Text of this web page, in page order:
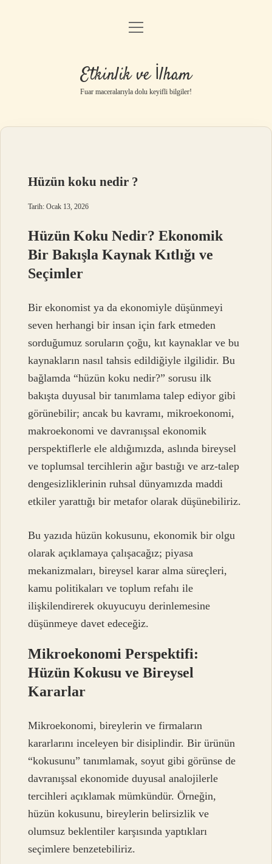
Anasayfa
Gizlilik Politikası
Yasal Uyarı
menüyü
Etkinlik ve İlham
Fuar maceralarıyla dolu keyifli bilgiler!
Hüzün koku nedir ?
Tarih: Ocak 13, 2026
Hüzün Koku Nedir? Ekonomik
Bir Bakışla Kaynak Kıtlığı ve
Seçimler
Bir ekonomist ya da ekonomiyle düşünmeyi
seven herhangi bir insan için fark etmeden
sorduğumuz soruların çoğu, kıt kaynaklar ve bu
kaynakların nasıl tahsis edildiğiyle ilgilidir. Bu
bağlamda “hüzün koku nedir?” sorusu ilk
bakışta duyusal bir tanımlama talep ediyor gibi
görünebilir; ancak bu kavramı, mikroekonomi,
makroekonomi ve davranışsal ekonomik
perspektiflerle ele aldığımızda, aslında bireysel
ve toplumsal tercihlerin ağır bastığı ve arz-talep
dengesizliklerinin ruhsal dünyamızda maddi
etkiler yarattığı bir metafor olarak düşünebiliriz.
Bu yazıda hüzün kokusunu, ekonomik bir olgu
olarak açıklamaya çalışacağız; piyasa
mekanizmaları, bireysel karar alma süreçleri,
kamu politikaları ve toplum refahı ile
ilişkilendirerek okuyucuyu derinlemesine
düşünmeye davet edeceğiz.
Mikroekonomi Perspektifi:
Hüzün Kokusu ve Bireysel
Kararlar
Mikroekonomi, bireylerin ve firmaların
kararlarını inceleyen bir disiplindir. Bir ürünün
“kokusunu” tanımlamak, soyut gibi görünse de
davranışsal ekonomide duyusal analojilerle
tercihleri açıklamak mümkündür. Örneğin,
hüzün kokusunu, bireylerin belirsizlik ve
olumsuz beklentiler karşısında yaptıkları
seçimlere benzetebiliriz.